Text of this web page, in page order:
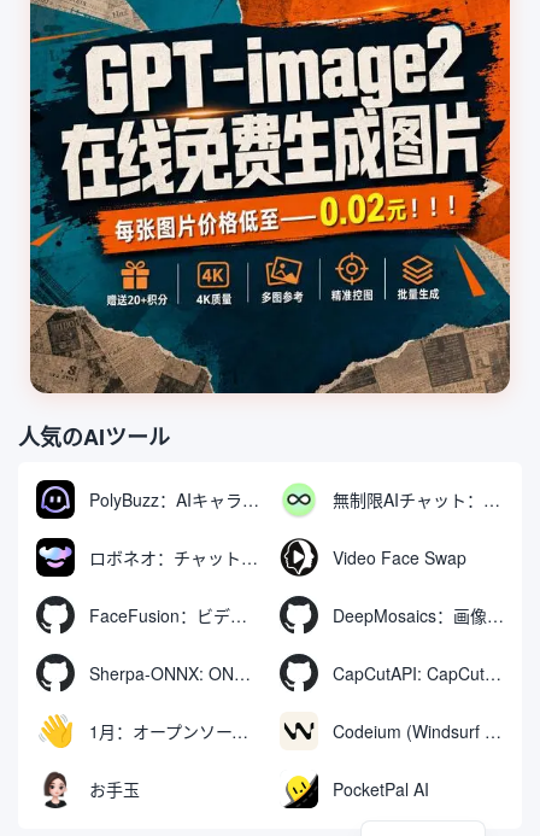
人気のAIツール
PolyBuzz：AIキャラクターと交流できる無料チャット＆ロールプレイングプラットフォーム 無制限AIチャット：無料無制限AIチャットツール
ロボネオ：チャットで動画や画像を生成・編集するAIツール Video Face Swap
FaceFusion：ビデオ顔交換強化ツール｜音声同期ビデオ口の動き DeepMosaics：画像やビデオからモザイクを自動的に除去したり、モザイクを追加したりする。
Sherpa-ONNX: ONNXRuntimeによるオフライン音声認識と合成 CapCutAPI: CapCutビデオクリップの自動制御用オープンソースツール
1月：オープンソースのオフラインAIアシスタント、ChatGPTの代替、ローカルAIモデルの実行またはクラウドAIへの接続 Codeium (Windsurf Editor): 無料のAIコード補完＆チャットツール。
お手玉 PocketPal AI